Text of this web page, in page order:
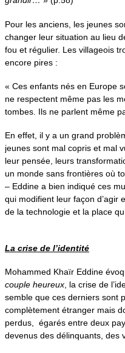
Pour les anciens, les jeunes
changer leur situation au lieu
fou et régulier. Les villageois
encore pires :
« Ces enfants nés en Europe
ne respectent même pas les
tombes. Ils ne parlent même
En effet, il y a un grand
jeunes sont mal copris et mal
leur pensée, leurs
un monde sans frontières où
– Eddine a bien indiqué ces
qui modifient leur façon d’agir
de la technologie et la place
La crise de l’identité
Mohammed Khaïr Eddine
couple heureux, la crise de
semble que ces derniers sont
complètement étranger mais
perdus, égarés entre deux
devenus des délinquants, des